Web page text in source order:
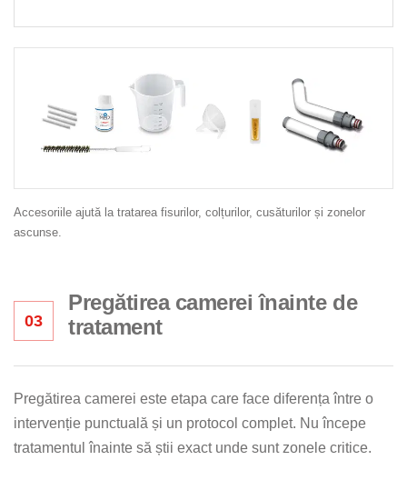
Accesoriile ajută la tratarea fisurilor, colțurilor, cusăturilor și zonelor
ascunse.
03
Pregătirea camerei înainte de
tratament
Pregătirea camerei este etapa care face diferența între o
intervenție punctuală și un protocol complet. Nu începe
tratamentul înainte să știi exact unde sunt zonele critice.